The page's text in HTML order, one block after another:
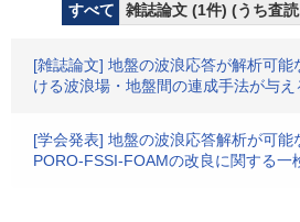
すべて
雑誌論文 (1件) (うち査
[雑誌論文] 地盤の波浪応答が解析可能
ける波浪場・地盤間の連成手法が与え
[学会発表] 地盤の波浪応答解析が可能
PORO-FSSI-FOAMの改良に関する一